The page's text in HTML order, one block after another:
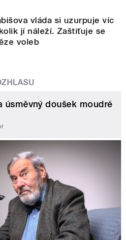
vláda si uzurpuje víc
jí náleží. Zaštiťuje se
voleb
úsměvný doušek moudré